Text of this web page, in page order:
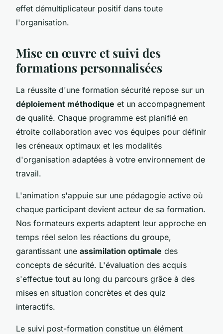
effet démultiplicateur positif dans toute
l'organisation.
Mise en œuvre et suivi des
formations personnalisées
La réussite d'une formation sécurité repose sur un
déploiement méthodique et un accompagnement
de qualité. Chaque programme est planifié en
étroite collaboration avec vos équipes pour définir
les créneaux optimaux et les modalités
d'organisation adaptées à votre environnement de
travail.
L'animation s'appuie sur une pédagogie active où
chaque participant devient acteur de sa formation.
Nos formateurs experts adaptent leur approche en
temps réel selon les réactions du groupe,
garantissant une assimilation optimale des
concepts de sécurité. L'évaluation des acquis
s'effectue tout au long du parcours grâce à des
mises en situation concrètes et des quiz
interactifs.
Le suivi post-formation constitue un élément